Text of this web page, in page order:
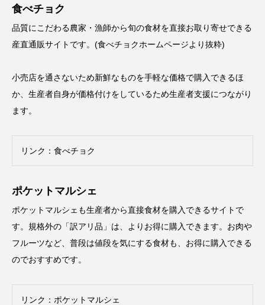
食べチョク
品質にこだわる農家・漁師から旬の食材を直接お取り寄せできる
産直通販サイトです。(食べチョクホームページより抜粋)
小売店を通さないため新鮮なものを手軽な価格で購入できるほ
か、生産者自身が価格付けをしているため生産者支援につながり
ます。
リンク： 食べチョク
ポケットマルシェ
ポケットマルシェも生産者から直接食材を購入できるサイトで
す。規格外の「訳アリ品」は、よりお得に購入できます。お肉や
フルーツなど、普段は値段を気にする食材も、お得に購入できる
のでおすすめです。
リンク： ポケットマルシェ